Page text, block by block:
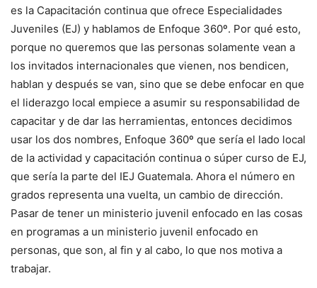
es la Capacitación continua que ofrece Especialidades
Juveniles (EJ) y hablamos de Enfoque 360º. Por qué esto,
porque no queremos que las personas solamente vean a
los invitados internacionales que vienen, nos bendicen,
hablan y después se van, sino que se debe enfocar en que
el liderazgo local empiece a asumir su responsabilidad de
capacitar y de dar las herramientas, entonces decidimos
usar los dos nombres, Enfoque 360º que sería el lado local
de la actividad y capacitación continua o súper curso de EJ,
que sería la parte del IEJ Guatemala. Ahora el número en
grados representa una vuelta, un cambio de dirección.
Pasar de tener un ministerio juvenil enfocado en las cosas
en programas a un ministerio juvenil enfocado en
personas, que son, al fin y al cabo, lo que nos motiva a
trabajar.